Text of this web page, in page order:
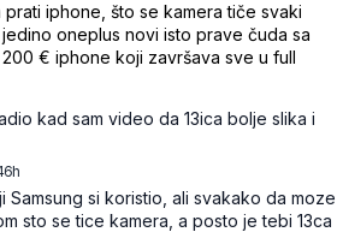
iphone, što se kamera tiče svaki
oneplus novi isto prave čuda sa
€ iphone koji završava sve u full
kad sam video da 13ica bolje slika i
Samsung si koristio, ali svakako da moze
sto se tice kamera, a posto je tebi 13ca